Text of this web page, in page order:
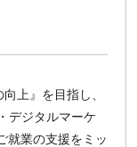
上』を目指し、
デジタルマーケ
就業の支援をミッ